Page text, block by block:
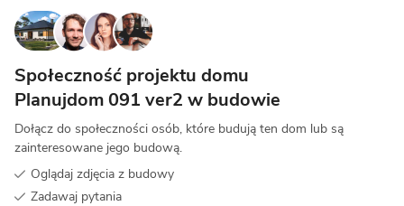
Społeczność projektu domu
Planujdom 091 ver2 w budowie
Dołącz do społeczności osób, które budują ten dom lub są
zainteresowane jego budową.
Oglądaj zdjęcia z budowy
Zadawaj pytania